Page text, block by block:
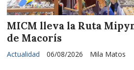
MICM lleva la Ruta
de Macorís
Mila Matos
Actualidad 06/08/2026